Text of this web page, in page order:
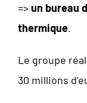
=>un bureau
thermique.
Le groupe
30 millions